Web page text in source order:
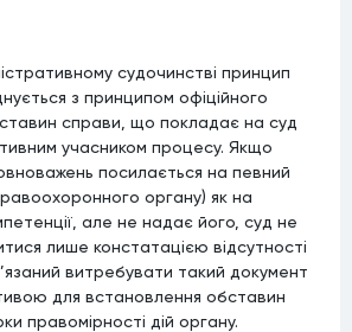
судочинстві принцип
з принципом офіційного
справи, що покладає на суд
учасником процесу. Якщо
посилається на певний
органу) як на
але не надає його, суд не
лише констатацією відсутності
витребувати такий документ
для встановлення обставин
правомірності дій органу.